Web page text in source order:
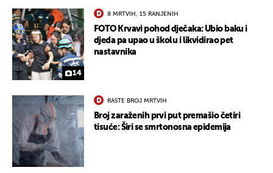
14
8 MRTVIH, 15 RANJENIH
FOTO Krvavi pohod dječaka: Ubio baku i
djeda pa upao u školu i likvidirao pet
nastavnika
RASTE BROJ MRTVIH
Broj zaraženih prvi put premašio četiri
tisuće: Širi se smrtonosna epidemija